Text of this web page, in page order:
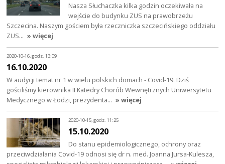
Nasza Słuchaczka kilka godzin oczekiwała na
wejście do budynku ZUS na prawobrzeżu
Szczecina. Naszym gościem była rzeczniczka szczecińskiego oddziału
ZUS… » więcej
2020-10-16, godz. 13:09
16.10.2020
W audycji temat nr 1 w wielu polskich domach - Covid-19. Dziś
gościliśmy kierownika II Katedry Chorób Wewnętrznych Uniwersytetu
Medycznego w Łodzi, prezydenta… » więcej
2020-10-15, godz. 11:25
15.10.2020
Do stanu epidemiologicznego, ochrony oraz
przeciwdziałania Covid-19 odnosi się dr n. med. Joanna Jursa-Kulesza,